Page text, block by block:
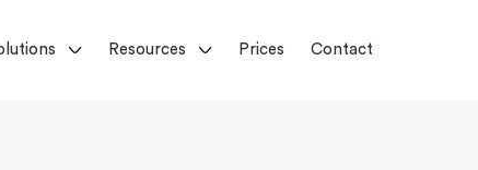
Resources Prices Contact